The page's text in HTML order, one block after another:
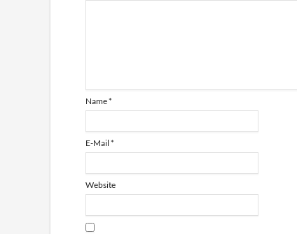
Name*
E-Mail *
Website